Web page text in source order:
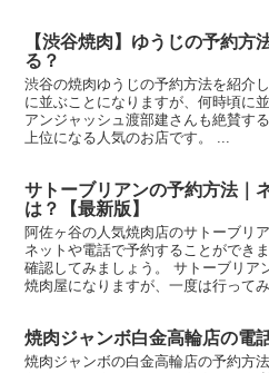
【渋谷焼肉】ゆうじの予約方
る？
渋谷の焼肉ゆうじの予約方法を紹介
に並ぶことになりますが、何時頃に
アンジャッシュ渡部建さんも絶賛す
上位になる人気のお店です。 ...
サトーブリアンの予約方法｜
は？【最新版】
阿佐ヶ谷の人気焼肉店のサトーブリ
ネットや電話で予約することができ
確認してみましょう。 サトーブリア
焼肉屋になりますが、一度は行って
焼肉ジャンボ白金高輪店の電
焼肉ジャンボの白金高輪店の予約方